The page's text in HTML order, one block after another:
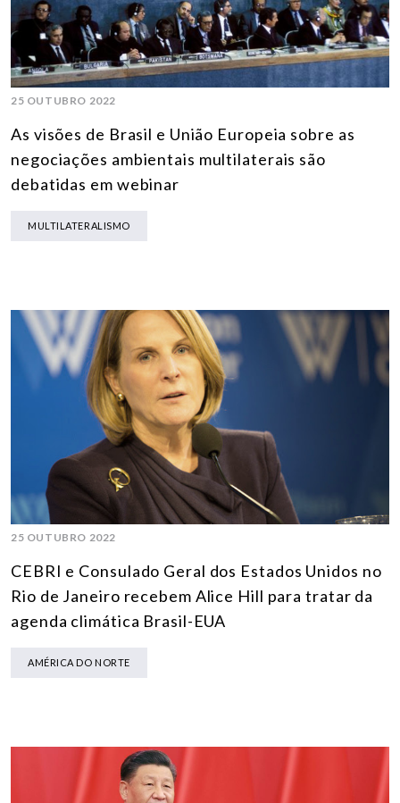
25 OUTUBRO 2022
As visões de Brasil e União Europeia sobre as
negociações ambientais multilaterais são
debatidas em webinar
MULTILATERALISMO
25 OUTUBRO 2022
CEBRI e Consulado Geral dos Estados Unidos no
Rio de Janeiro recebem Alice Hill para tratar da
agenda climática Brasil-EUA
AMÉRICA DO NORTE